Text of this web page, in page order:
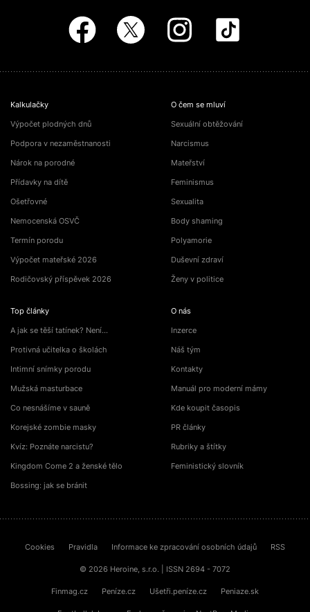
Kalkulačky
Výpočet plodných dnů
Podpora v nezaměstnanosti
Nárok na porodné
Přídavky na dítě
Ošetřovné
Nemocenská OSVČ
Termín porodu
Výpočet mateřské 2026
Rodičovský příspěvek 2026
Top články
A jak se těší tatínek? Není…
Protivná učitelka o školách
Intimní snímky porodu
Mužská masturbace
Co nesnášíme v sauně
Korejské zombie masky
Kvíz: Poznáte narcistu?
Kingdom Come 2 a ženské tělo
Bossing: jak se bránit
O čem se mluví
Sexuální obtěžování
Narcismus
Mateřství
Feminismus
Sexualita
Body shaming
Polyamorie
Duševní zdraví
Ženy v politice
O nás
Inzerce
Náš tým
Kontakty
Manuál pro moderní mámy
Kde koupit časopis
PR články
Rubriky a štítky
Feministický slovník
Cookies Pravidla Informace ke zpracování osobních údajů RSS
© 2026 Heroine, s.r.o. | ISSN 2694 - 7072
Finmag.cz Peníze.cz Ušetři.peníze.cz Peniaze.sk